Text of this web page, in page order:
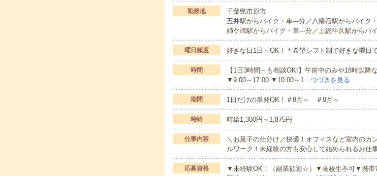
勤務地
千葉県市原市
五井駅からバイク・車---分／八幡宿駅からバイク
姉ケ崎駅からバイク・車---分／上総牛久駅からバ
曜日頻度 好きな日1日～OK！＊希望シフト制で好きな曜日
時間
【1日3時間～も相談OK!】午前中のみや18時以
▼9:00～17:00 ▼10:00～1…つづきを見る
期間 1日だけの単発OK！＃8月～ ＃9月～
時給 時給1,300円～1,875円
仕事内容
＼お菓子の仕分け／快適！オフィスなど室内のカ
ルワーク！未経験の方も安心して始められるお仕
応募資格
▼未経験OK！（副業歓迎☆）▼高校生不可▼携帯